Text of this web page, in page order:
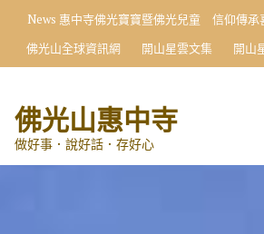
content
News向星雲大師學習 小學生首創〈
佛光山全球資訊網
開山星雲文集 開山
佛光山惠中寺
做好事．說好話．存好心